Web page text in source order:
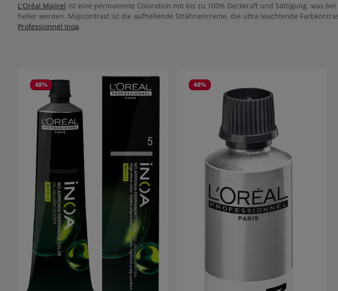
L'Oréal Majirel ist eine permanente Coloration mit bis zu 100% Deckkraft und Sättigung, was
heller werden. Majicontrast ist die aufhellende Strähnencreme, die ultra leuchtende
Professionnel Inoa.
48% 48%